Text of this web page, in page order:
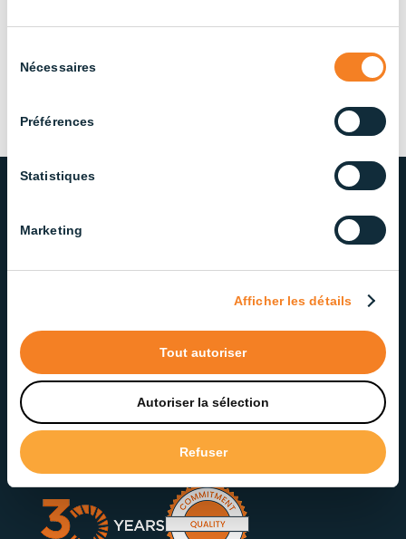
duNécessaires
Préférences
Statistiques
Marketing
Afficher les détails
Tout autoriser
Autoriser la sélection
Refuser
Red and3000K
Amber
OUR COMMITMENT TO QUALITY
We take pride in delivering lighting solutions that
service at every step.
Contact our Support Team